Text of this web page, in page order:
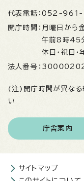
代表電話： 052-961-
開庁時間： 月曜日から
午前8時45
休日・祝日・
法人番号：
(注)開庁時間が異なる
い
庁舎案内
サイトマップ